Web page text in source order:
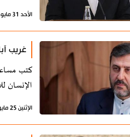
الأحد 31 مايو 2026 - 22:13 بتوقيت طهران
غريب
كتب
الإنسان
الإثنين 25 مايو 2026 - 22:30 بتوقيت طهران